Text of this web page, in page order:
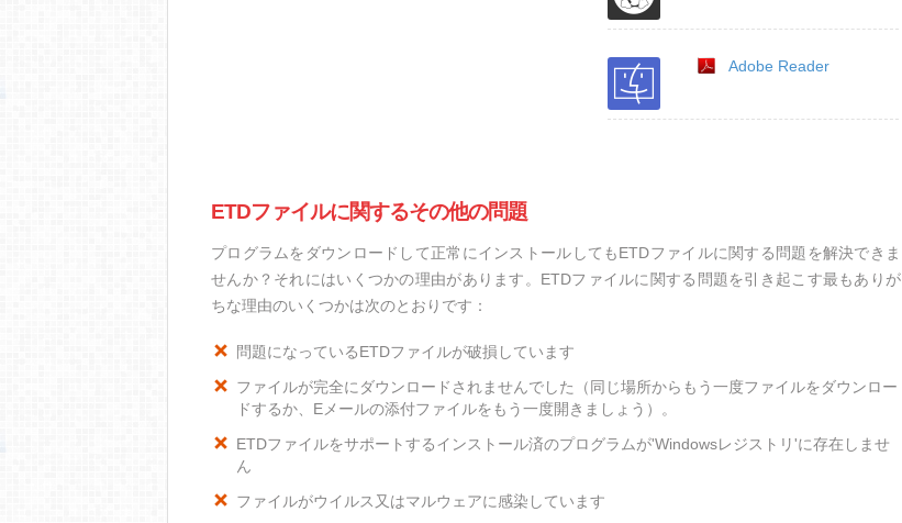
Adobe Reader
ETDファイルに関するその他の問題
プログラムをダウンロードして正常にインストールしてもETDファイルに関する問題を解決できま
せんか？それにはいくつかの理由があります。ETDファイルに関する問題を引き起こす最もありが
ちな理由のいくつかは次のとおりです：
問題になっているETDファイルが破損しています
ファイルが完全にダウンロードされませんでした（同じ場所からもう一度ファイルをダウンロー
ドするか、Eメールの添付ファイルをもう一度開きましょう）。
ETDファイルをサポートするインストール済のプログラムが'Windowsレジストリ'に存在しませ
ん
ファイルがウイルス又はマルウェアに感染しています